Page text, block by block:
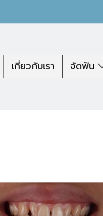
เกี่ยวกับเรา จัดฟัน